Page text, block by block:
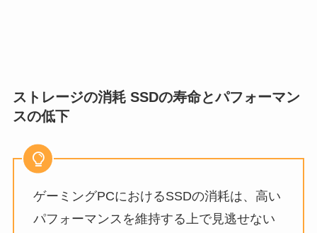
ストレージの消耗 SSDの寿命とパフォーマン
スの低下
ゲーミングPCにおけるSSDの消耗は、高い
パフォーマンスを維持する上で見逃せない